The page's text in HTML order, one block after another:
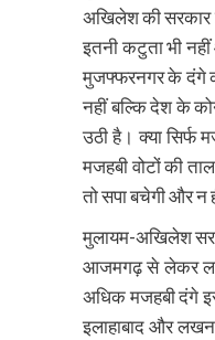
अखिलेश की सरकार
इतनी कटुता भी
मुजफ्फरनगर के दंगे
नहीं बल्कि देश के
उठी है। क्या सिर्फ
मजहबी वोटों की
तो सपा बचेगी और न
मुलायम-अखिलेश
आजमगढ़ से लेकर
अधिक मजहबी दंगे
इलाहाबाद और